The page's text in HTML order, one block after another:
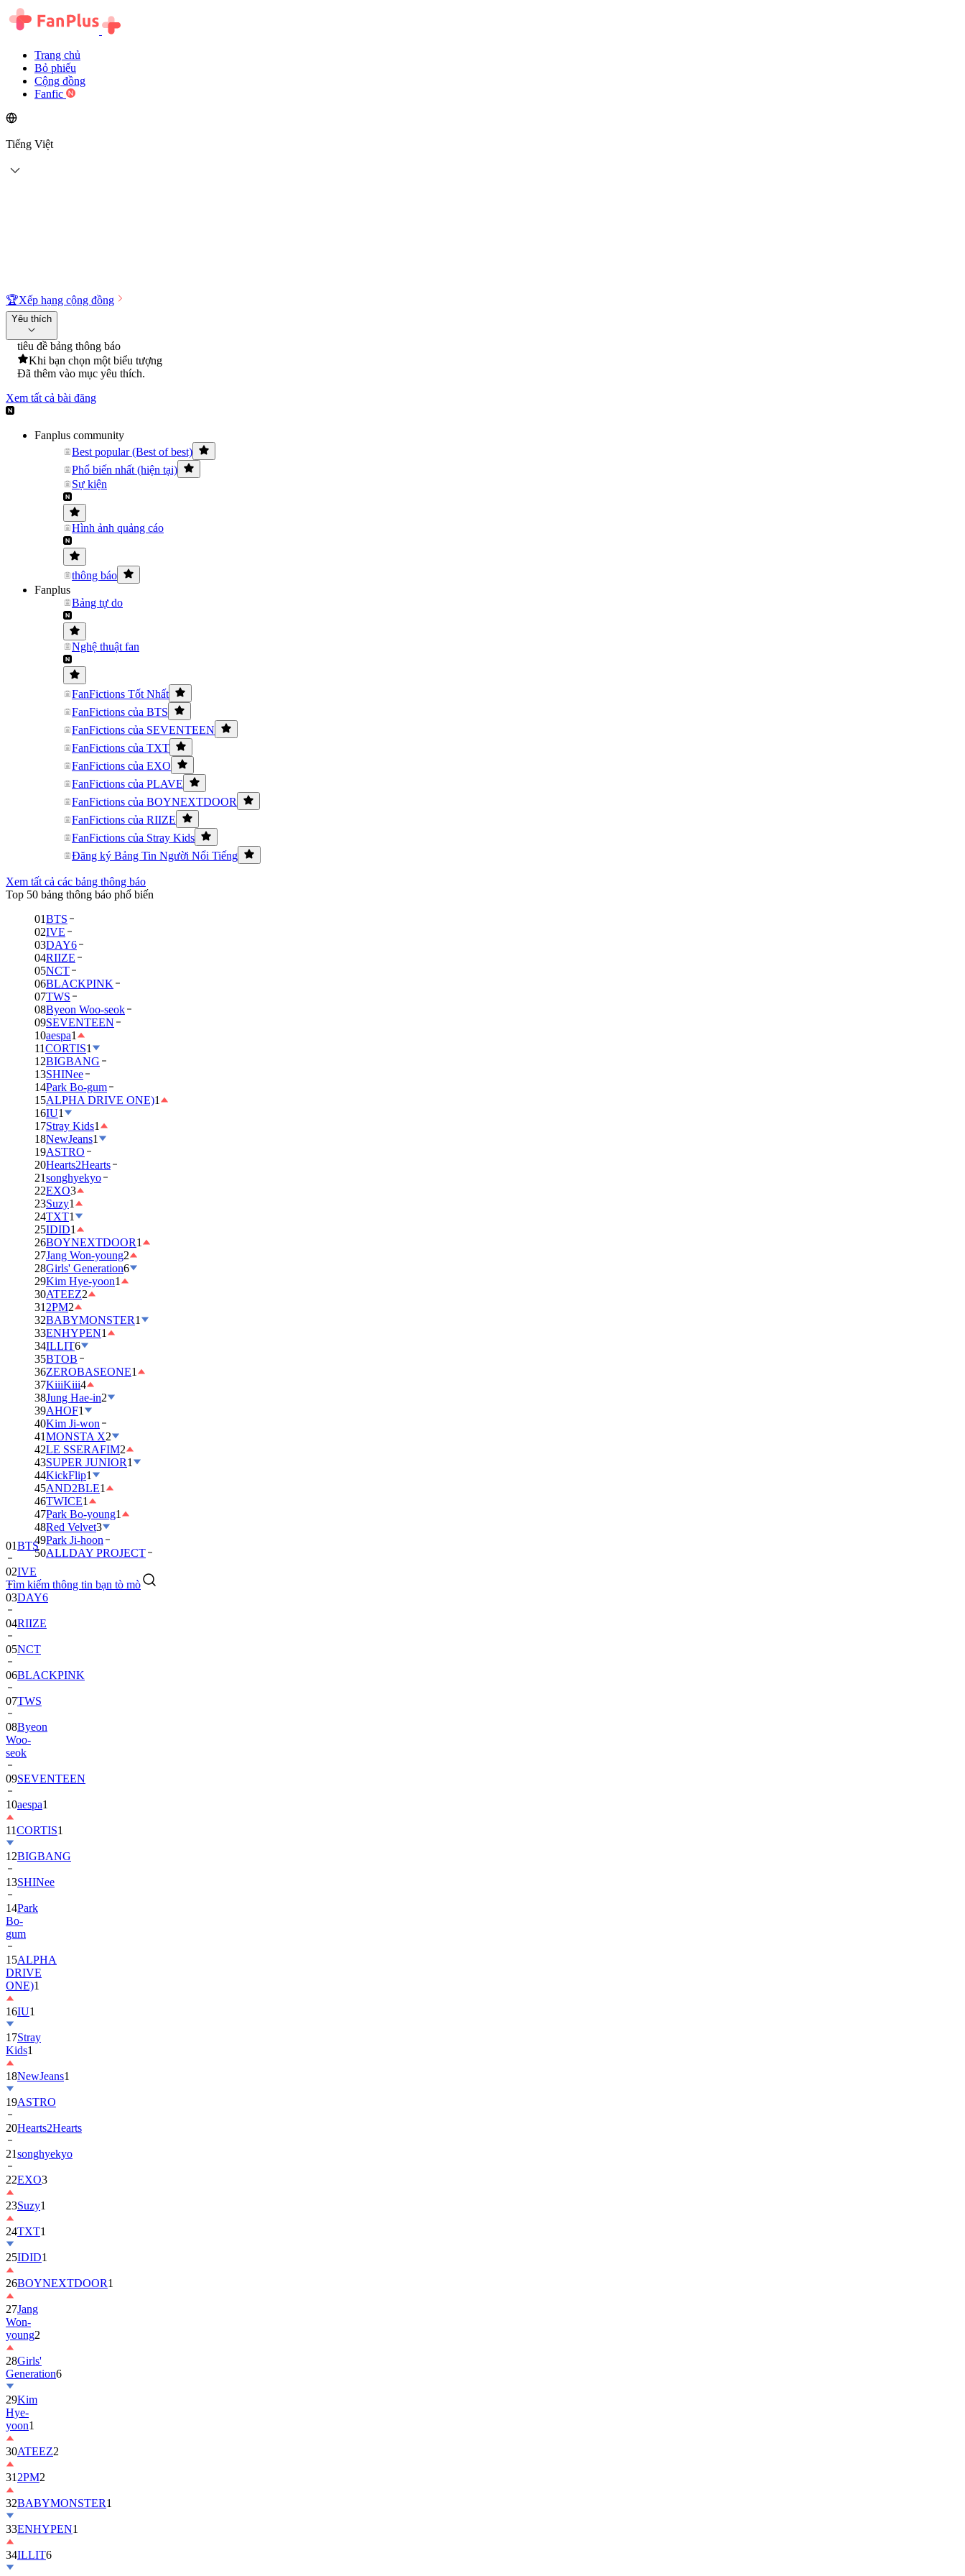
Trang chủ
Bỏ phiếu
Cộng đồng
Fanfic
Tiếng Việt
🏆Xếp hạng cộng đồng
Yêu thích
tiêu đề bảng thông báo
Khi bạn chọn một biểu tượng
Đã thêm vào mục yêu thích.
Xem tất cả bài đăng
Fanplus community
Best popular (Best of best)
Phổ biến nhất (hiện tại)
Sự kiện
Hình ảnh quảng cáo
thông báo
Fanplus
Bảng tự do
Nghệ thuật fan
FanFictions Tốt Nhất
FanFictions của BTS
FanFictions của SEVENTEEN
FanFictions của TXT
FanFictions của EXO
FanFictions của PLAVE
FanFictions của BOYNEXTDOOR
FanFictions của RIIZE
FanFictions của Stray Kids
Đăng ký Bảng Tin Người Nổi Tiếng
Xem tất cả các bảng thông báo
Top 50 bảng thông báo phổ biến
01BTS
02IVE
03DAY6
04RIIZE
05NCT
06BLACKPINK
07TWS
08Byeon Woo-seok
09SEVENTEEN
10aespa1
11CORTIS1
12BIGBANG
13SHINee
14Park Bo-gum
15ALPHA DRIVE ONE)1
16IU1
17Stray Kids1
18NewJeans1
19ASTRO
20Hearts2Hearts
21songhyekyo
22EXO3
23Suzy1
24TXT1
25IDID1
26BOYNEXTDOOR1
27Jang Won-young2
28Girls' Generation6
29Kim Hye-yoon1
30ATEEZ2
31 2PM2
32BABYMONSTER1
33ENHYPEN1
34ILLIT6
35BTOB
36ZEROBASEONE1
37KiiiKiii4
38Jung Hae-in2
39AHOF1
40Kim Ji-won
41MONSTA X2
42LE SSERAFIM2
43SUPER JUNIOR1
44KickFlip1
45AND2BLE1
46TWICE1
47Park Bo-young1
48Red Velvet3
49Park Ji-hoon
50ALLDAY PROJECT
Tìm kiếm thông tin bạn tò mò
01BTS
02IVE
03DAY6
04RIIZE
05NCT
06BLACKPINK
07TWS
08Byeon
Woo-
seok
09SEVENTEEN
10aespa1
11CORTIS1
12BIGBANG
13SHINee
14Park
Bo-
gum
15ALPHA
DRIVE
ONE)1
16IU1
17Stray
Kids1
18NewJeans1
19ASTRO
20Hearts2Hearts
21songhyekyo
22EXO3
23Suzy1
24TXT1
25IDID1
26BOYNEXTDOOR1
27Jang
Won-
young2
28Girls'
Generation6
29Kim
Hye-
yoon1
30ATEEZ2
31 2PM2
32BABYMONSTER1
33ENHYPEN1
34ILLIT6